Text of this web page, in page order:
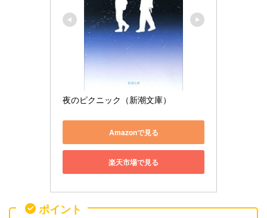
夜のピクニック（新潮文庫）
Amazonで見る
楽天市場で見る
ポイント